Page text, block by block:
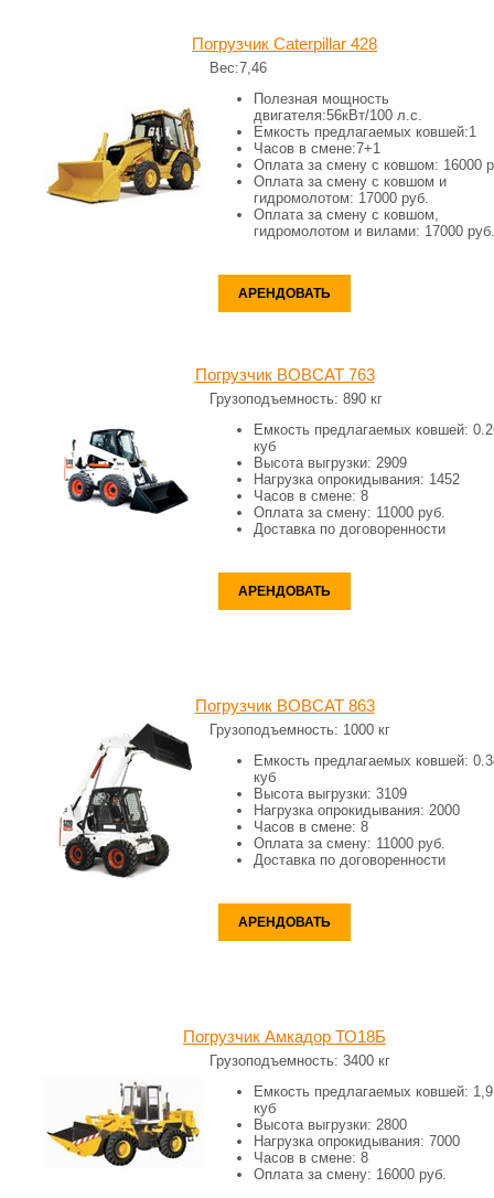
Погрузчик Caterpillar 428
Вес:7,46
Полезная мощность
двигателя:56кВт/100 л.с.
Емкость предлагаемых ковшей:1
Часов в смене:7+1
Оплата за смену c ковшом: 16000
Оплата за смену c ковшом и
гидромолотом: 17000 руб.
Оплата за смену c ковшом,
гидромолотом и вилами: 17000 руб.
АРЕНДОВАТЬ
Погрузчик BOBCAT 763
Грузоподъемность: 890 кг
Емкость предлагаемых ковшей:
куб
Высота выгрузки: 2909
Нагрузка опрокидывания: 1452
Часов в смене: 8
Оплата за смену: 11000 руб.
Доставка по договоренности
АРЕНДОВАТЬ
Погрузчик BOBCAT 863
Грузоподъемность: 1000 кг
Емкость предлагаемых ковшей:
куб
Высота выгрузки: 3109
Нагрузка опрокидывания: 2000
Часов в смене: 8
Оплата за смену: 11000 руб.
Доставка по договоренности
АРЕНДОВАТЬ
Погрузчик Амкадор ТО18Б
Грузоподъемность: 3400 кг
Емкость предлагаемых ковшей:
куб
Высота выгрузки: 2800
Нагрузка опрокидывания: 7000
Часов в смене: 8
Оплата за смену: 16000 руб.